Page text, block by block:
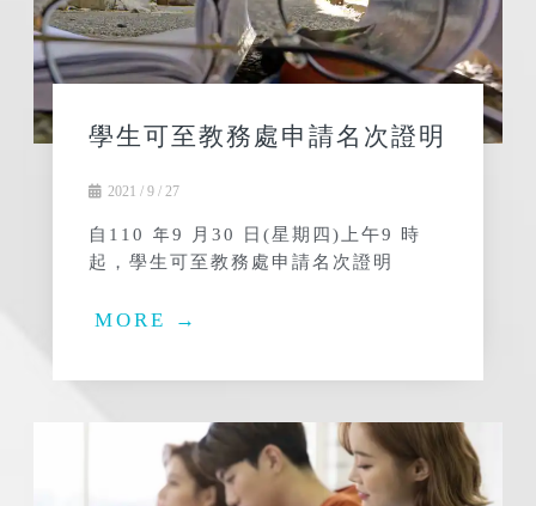
學生可至教務處申請名次證明
2021 / 9 / 27
自110 年9 月30 日(星期四)上午9 時
起，學生可至教務處申請名次證明
MORE →